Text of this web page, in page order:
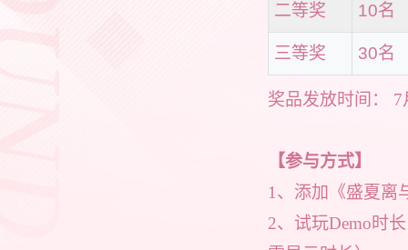
二等奖 10名
三等奖 30名
奖品发放时间：
【参与方式】
1、添加《盛夏离
2、试玩Demo时